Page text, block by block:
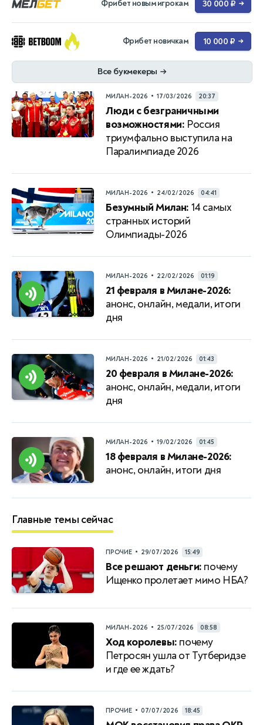
Фрибет новым игрокам 30 000 ₽ →
Фрибет новичкам 10 000 ₽ →
Все букмекеры →
МИЛАН-2026 • 17/03/2026 20:37
Люди с безграничными
возможностями: Россия
триумфально выступила на
Паралимпиаде 2026
МИЛАН-2026 • 24/02/2026 04:41
Безумный Милан: 14 самых
странных историй
Олимпиады-2026
МИЛАН-2026 • 22/02/2026 01:19
21 февраля в Милане-2026:
анонс, онлайн, медали, итоги
дня
МИЛАН-2026 • 21/02/2026 01:43
20 февраля в Милане-2026:
анонс, онлайн, медали, итоги
дня
МИЛАН-2026 • 19/02/2026 01:45
18 февраля в Милане-2026:
анонс, онлайн, итоги дня
Главные темы сейчас
ПРОЧИЕ • 29/07/2026 15:49
Все решают деньги: почему
Ищенко пролетает мимо НБА?
МИЛАН-2026 • 25/07/2026 08:58
Ход королевы: почему
Петросян ушла от Тутберидзе
и где ее ждать?
ПРОЧИЕ • 07/07/2026 18:45